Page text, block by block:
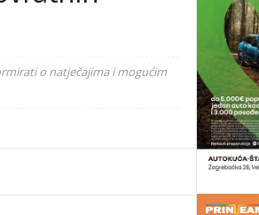
o natječajima i mogućim